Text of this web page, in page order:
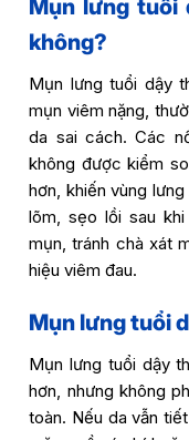
Mụn lưng tuổi
không?
Mụn lưng tuổi dậy
mụn viêm nặng,
da sai cách. Các
không được kiểm
hơn, khiến vùng
lõm, sẹo lồi sau khi
mụn, tránh chà xát
hiệu viêm đau.
Mụn lưng tuổi
Mụn lưng tuổi dậy
hơn, nhưng không
toàn. Nếu da vẫn